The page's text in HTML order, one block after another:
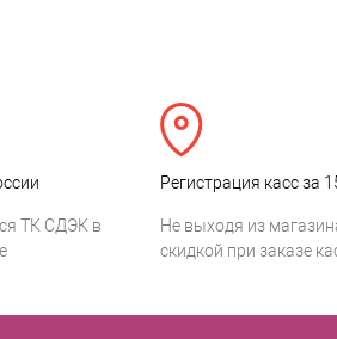
ТК СДЭК в
Регистрация касс за
Не выходя из
скидкой при заказе